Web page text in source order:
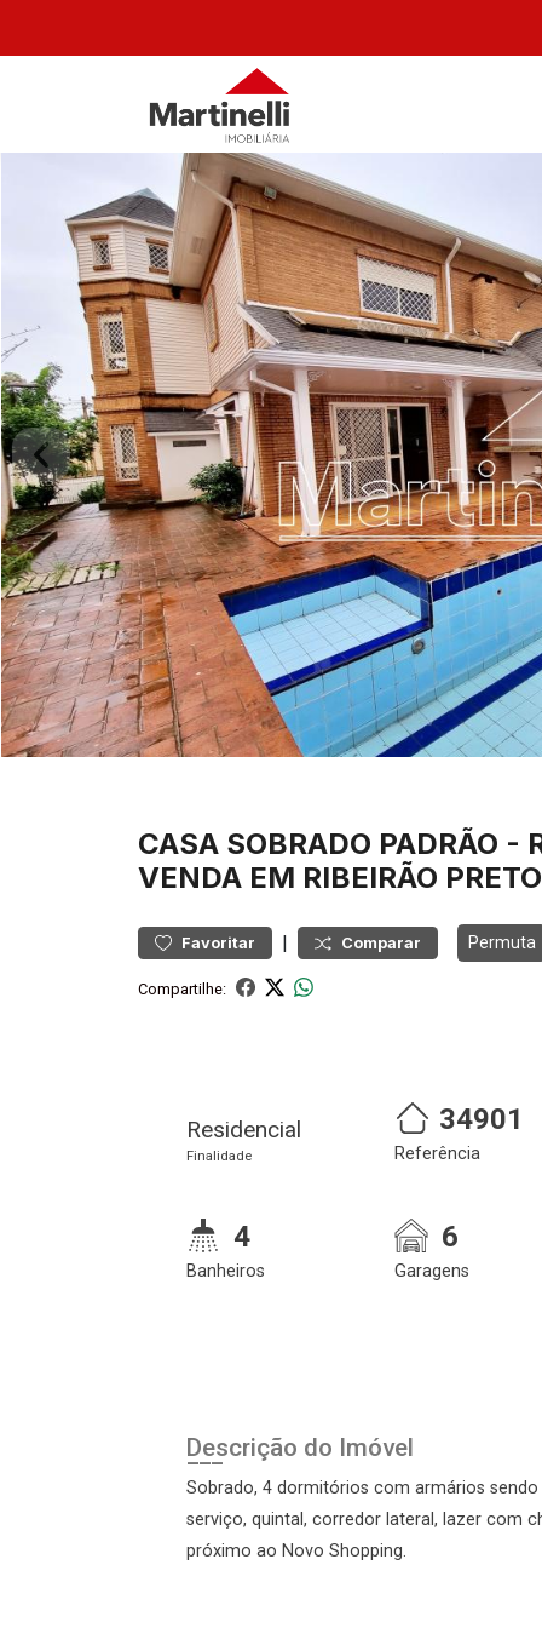
CASA SOBRADO PADRÃO -
VENDA EM RIBEIRÃO PRETO
Favoritar | Comparar Permuta
Compartilhe:
Residencial
Finalidade
34901
Referência
4
Banheiros
6
Garagens
Descrição do Imóvel
Sobrado, 4 dormitórios com armários
serviço, quintal, corredor lateral, lazer com
próximo ao Novo Shopping.